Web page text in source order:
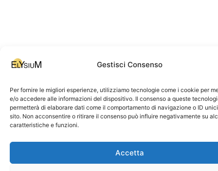
Gestisci Consenso
Per fornire le migliori esperienze, utilizziamo tecnologie come i cookie per
e/o accedere alle informazioni del dispositivo. Il consenso a queste
permetterà di elaborare dati come il comportamento di navigazione o ID
sito. Non acconsentire o ritirare il consenso può influire negativamente su
caratteristiche e funzioni.
Accetta